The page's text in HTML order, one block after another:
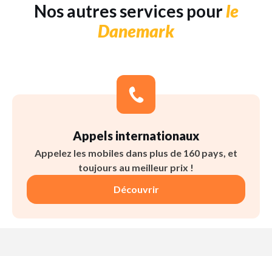
Nos autres services pourle
Danemark
Appels internationaux
Appelez les mobiles dans plus de 160 pays, et
toujours au meilleur prix !
Découvrir